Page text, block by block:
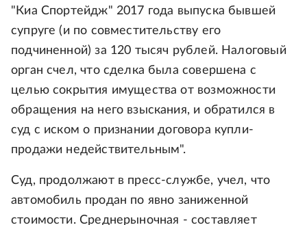
"Киа Спортейдж" 2017 года выпуска бывшей
супруге (и по совместительству его
подчиненной) за 120 тысяч рублей. Налоговый
орган счел, что сделка была совершена с
целью сокрытия имущества от возможности
обращения на него взыскания, и обратился в
суд с иском о признании договора купли-
продажи недействительным".
Суд, продолжают в пресс-службе, учел, что
автомобиль продан по явно заниженной
стоимости. Среднерыночная - составляет